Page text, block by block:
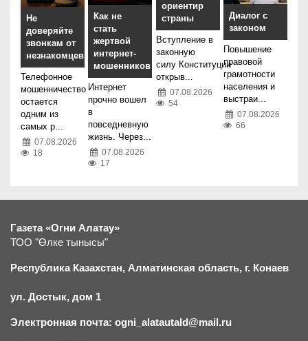
Не
доверяйте
звонкам от
незнакомцев
Телефонное
мошенничество
остается
одним из
самых р...
07.08.2026
18
Как не
стать
жертвой
интернет-
мошенников
Интернет
прочно вошел
в
повседневную
жизнь. Через...
07.08.2026
17
ориентир
страны
Вступление в
законную
силу Конституции
открыв...
07.08.2026
54
Диалог с
законом
Повышение
правовой
грамотности
населения и
выстраи...
07.08.2026
66
Газета «Огни Алатау»
ТОО "Өлке тынысы"
Республика Казахстан, Алматинская область, г. Конаев
ул. Достык, дом 1
Электронная почта: ogni_alatautald@mail.ru